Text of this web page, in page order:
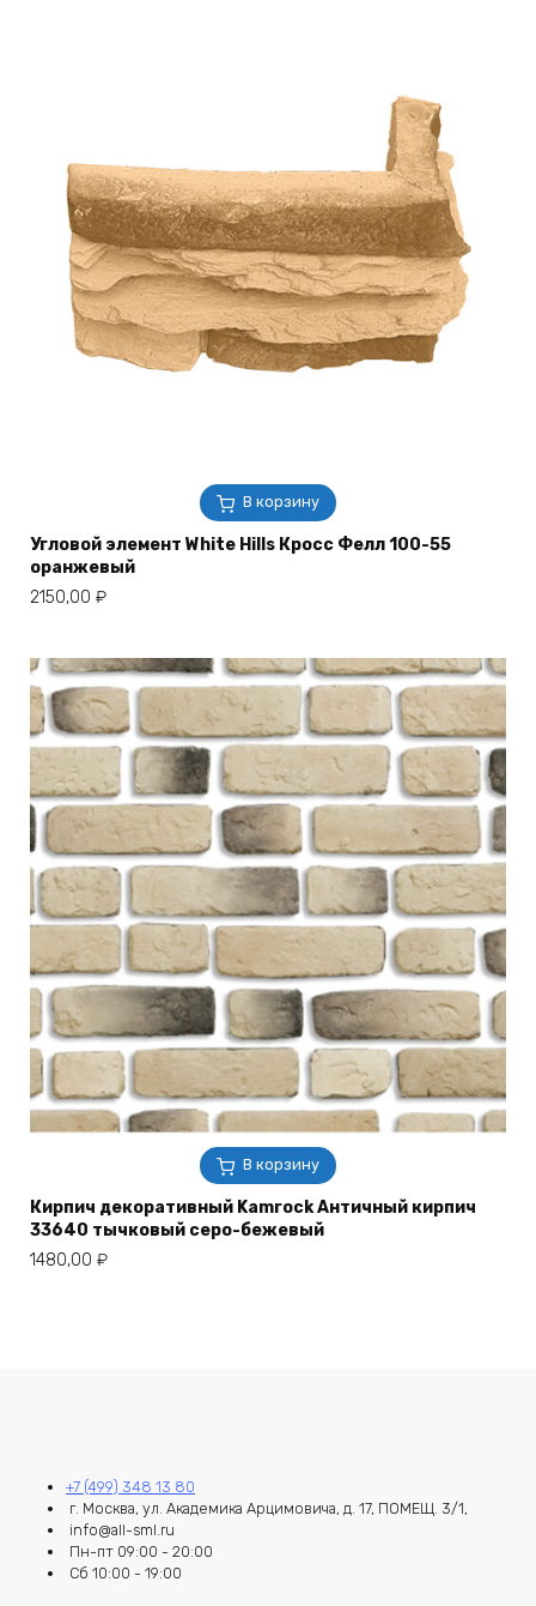
В корзину
Угловой элемент White Hills Кросс Фелл 100-55
оранжевый
2150,00 ₽
В корзину
Кирпич декоративный Kamrock Античный кирпич
33640 тычковый серо-бежевый
1480,00 ₽
+7 (499) 348 13 80
г. Москва, ул. Академика Арцимовича, д. 17, ПОМЕЩ. 3/1,
info@all-sml.ru
Пн-пт 09:00 - 20:00
Сб 10:00 - 19:00